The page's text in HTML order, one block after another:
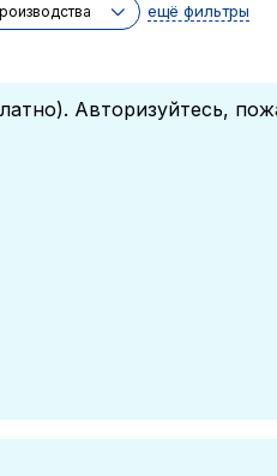
ещё фильтры
Авторизуйтесь,